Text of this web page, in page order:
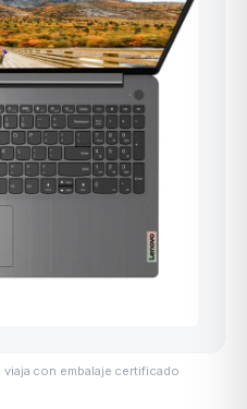
viaja con embalaje certificado